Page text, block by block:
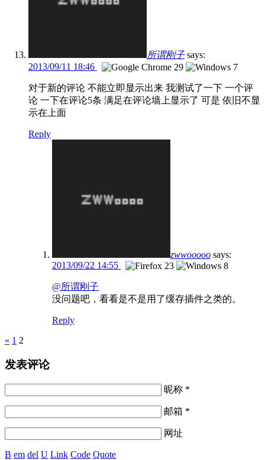
所谓刚子 says:
2013/09/11 18:46
对于新的评论 不能立即显示出来 我测试了一下 一个评
论 一下在评论5条 满足在评论墙上显示了 可是 依旧不显
示在上面
Reply
zwwooooo says:
2013/09/22 14:55
@所谓刚子
没问题吧，看看是不是用了缓存插件之类的。
Reply
Pages
« 1 2
发表评论
昵称 *
邮箱 *
网址
B em del U Link Code Quote